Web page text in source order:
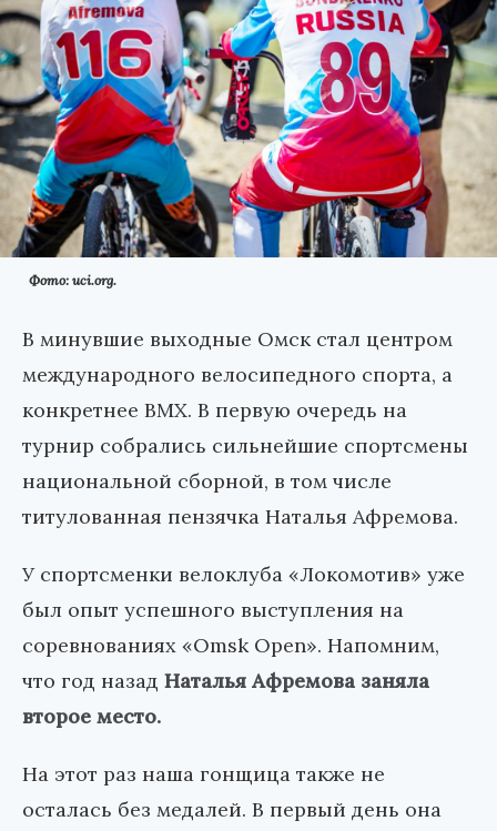
Фото: uci.org.
В минувшие выходные Омск стал центром
международного велосипедного спорта, а
конкретнее BMX. В первую очередь на
турнир собрались сильнейшие спортсмены
национальной сборной, в том числе
титулованная пензячка Наталья Афремова.
У спортсменки велоклуба «Локомотив» уже
был опыт успешного выступления на
соревнованиях «Omsk Open». Напомним,
что год назад Наталья Афремова заняла
второе место.
На этот раз наша гонщица также не
осталась без медалей. В первый день она